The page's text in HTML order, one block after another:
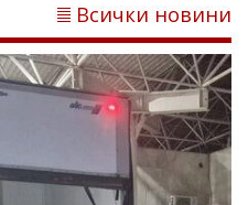
Всички новини